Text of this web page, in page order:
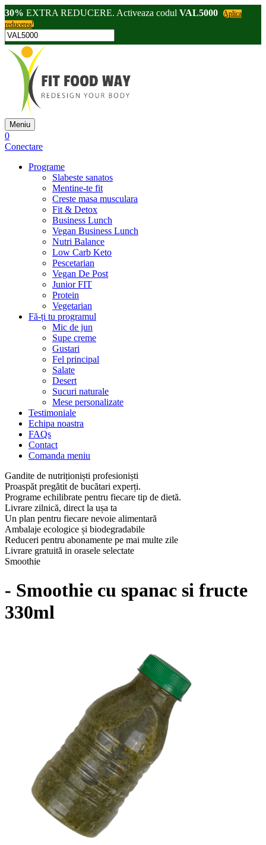
30% EXTRA REDUCERE. Activeaza codul VAL5000
Aplica
reducerea!
Meniu
0
Conectare
Programe
Slabeste sanatos
Mentine-te fit
Creste masa musculara
Fit & Detox
Business Lunch
Vegan Business Lunch
Nutri Balance
Low Carb Keto
Pescetarian
Vegan De Post
Junior FIT
Protein
Vegetarian
Fă-ți tu programul
Mic de jun
Supe creme
Gustari
Fel principal
Salate
Desert
Sucuri naturale
Mese personalizate
Testimoniale
Echipa noastra
FAQs
Contact
Comanda meniu
Gandite de nutriționiști profesioniști
Proaspăt pregătit de bucătari experți.
Programe echilibrate pentru fiecare tip de dietă.
Livrare zilnică, direct la ușa ta
Un plan pentru fiecare nevoie alimentară
Ambalaje ecologice și biodegradabile
Reduceri pentru abonamente pe mai multe zile
Livrare gratuită in orasele selectate
Smoothie
- Smoothie cu spanac si fructe
330ml